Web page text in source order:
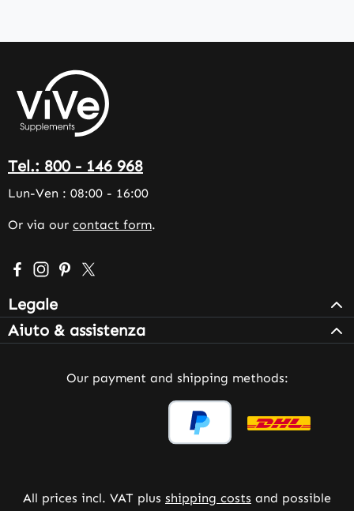
Tel.: 800 - 146 968
Lun-Ven : 08:00 - 16:00
Or via our contact form.
Visit us on Facebook – opens in a new browser tab
Check us out on Instagram – opens in a new
Get inspired on Pinterest – opens in a new
Follow us on X – opens in a new browser
Legale
Aiuto & assistenza
Our payment and shipping methods:
All prices incl. VAT plus shipping costs and possible